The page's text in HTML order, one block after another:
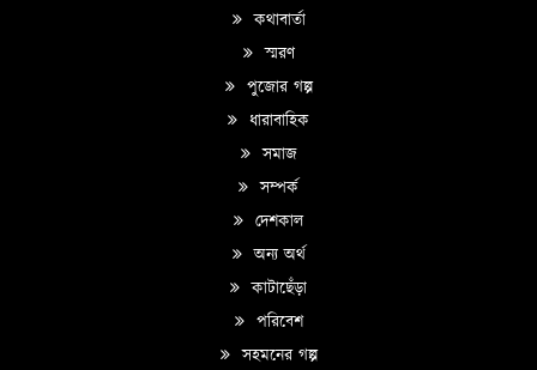
কথাবার্তা
স্মরণ
পুজোর গল্প
ধারাবাহিক
সমাজ
সম্পর্ক
দেশকাল
অন্য অর্থ
কাটাছেঁড়া
পরিবেশ
সহমনের গল্প